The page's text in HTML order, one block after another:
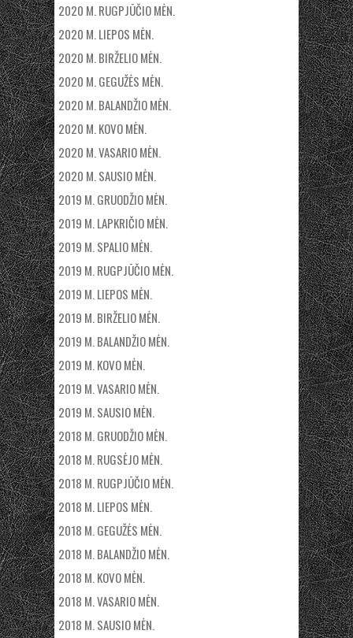
2020 M. RUGPJŪČIO MĖN.
2020 M. LIEPOS MĖN.
2020 M. BIRŽELIO MĖN.
2020 M. GEGUŽĖS MĖN.
2020 M. BALANDŽIO MĖN.
2020 M. KOVO MĖN.
2020 M. VASARIO MĖN.
2020 M. SAUSIO MĖN.
2019 M. GRUODŽIO MĖN.
2019 M. LAPKRIČIO MĖN.
2019 M. SPALIO MĖN.
2019 M. RUGPJŪČIO MĖN.
2019 M. LIEPOS MĖN.
2019 M. BIRŽELIO MĖN.
2019 M. BALANDŽIO MĖN.
2019 M. KOVO MĖN.
2019 M. VASARIO MĖN.
2019 M. SAUSIO MĖN.
2018 M. GRUODŽIO MĖN.
2018 M. RUGSĖJO MĖN.
2018 M. RUGPJŪČIO MĖN.
2018 M. LIEPOS MĖN.
2018 M. GEGUŽĖS MĖN.
2018 M. BALANDŽIO MĖN.
2018 M. KOVO MĖN.
2018 M. VASARIO MĖN.
2018 M. SAUSIO MĖN.